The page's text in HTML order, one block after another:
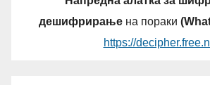
дешифрирањена пораки
https://